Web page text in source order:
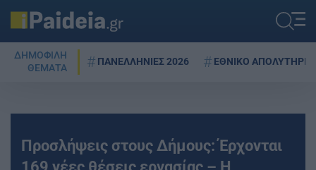
ΔΗΜΟΦΙΛΗ
ΘΕΜΑΤΑ
ΠΑΝΕΛΛΗΝΙΕΣ 2026 ΕΘΝΙΚΟ ΑΠΟΛΥΤΗΡΙΟ
Προσλήψεις στους Δήμους: Έρχονται